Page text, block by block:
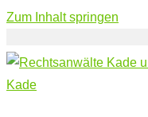
Zum Inhalt springen